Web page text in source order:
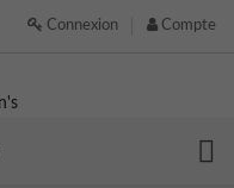
Compte
Connexion